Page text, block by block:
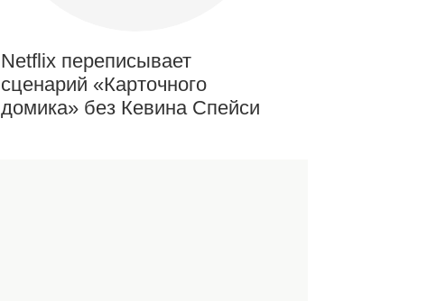
Netflix переписывает
сценарий «Карточного
домика» без Кевина Спейси